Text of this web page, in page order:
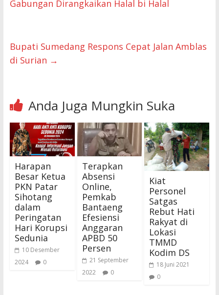
Gabungan Dirangkaikan Halal bi Halal
Bupati Sumedang Respons Cepat Jalan Amblas
di Surian →
Anda Juga Mungkin Suka
Harapan
Besar Ketua
PKN Patar
Sihotang
dalam
Peringatan
Hari Korupsi
Sedunia
10 Desember
2024
0
Terapkan
Absensi
Online,
Pemkab
Bantaeng
Efesiensi
Anggaran
APBD 50
Persen
21 September
2022
0
Kiat
Personel
Satgas
Rebut Hati
Rakyat di
Lokasi
TMMD
Kodim DS
18 Juni 2021
0